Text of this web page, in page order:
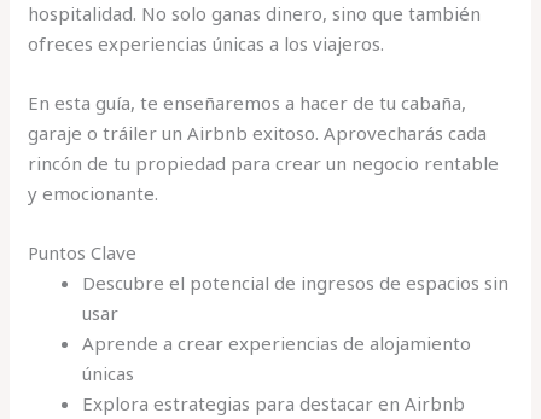
hospitalidad. No solo ganas dinero, sino que también
ofreces experiencias únicas a los viajeros.
En esta guía, te enseñaremos a hacer de tu cabaña,
garaje o tráiler un Airbnb exitoso. Aprovecharás cada
rincón de tu propiedad para crear un negocio rentable
y emocionante.
Puntos Clave
Descubre el potencial de ingresos de espacios sin
usar
Aprende a crear experiencias de alojamiento
únicas
Explora estrategias para destacar en Airbnb